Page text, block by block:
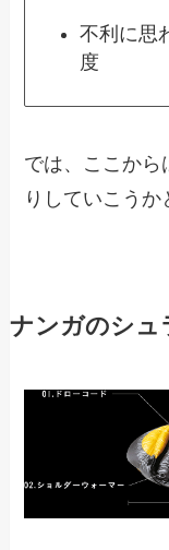
不利に思
度
では、ここから
りしていこうか
ナンガのシュ